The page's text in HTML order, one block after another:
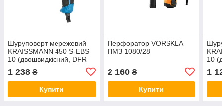
Шуруповерт мережевий
KRAISSMANN 450 S-EBS
10 (двошвидкісний, DFR
1 238 ₴
Купити
Перфоратор VORSKLA
ПМЗ 1080/28
2 160₴
Купити
10
1